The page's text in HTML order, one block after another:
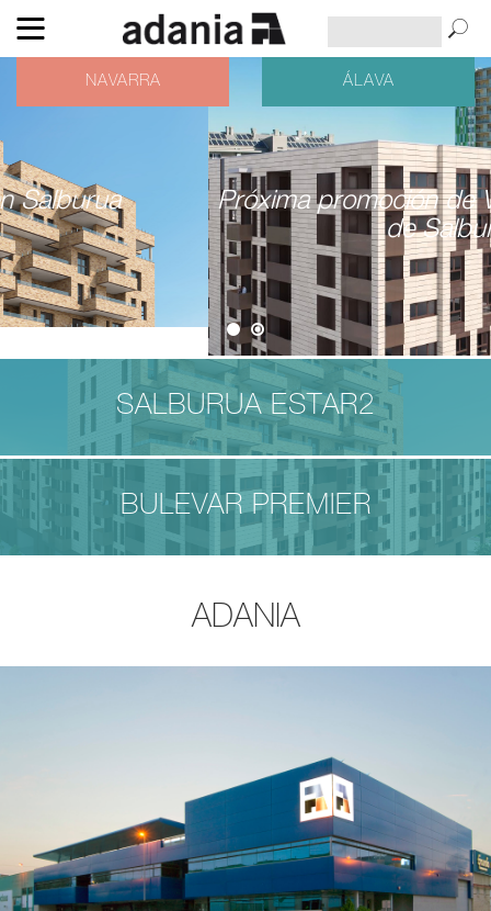
Próxima promoción de V.P.T. en el Bulevar
de Salburua
NAVARRA ÁLAVA
SALBURUA ESTAR2
BULEVAR PREMIER
ADANIA